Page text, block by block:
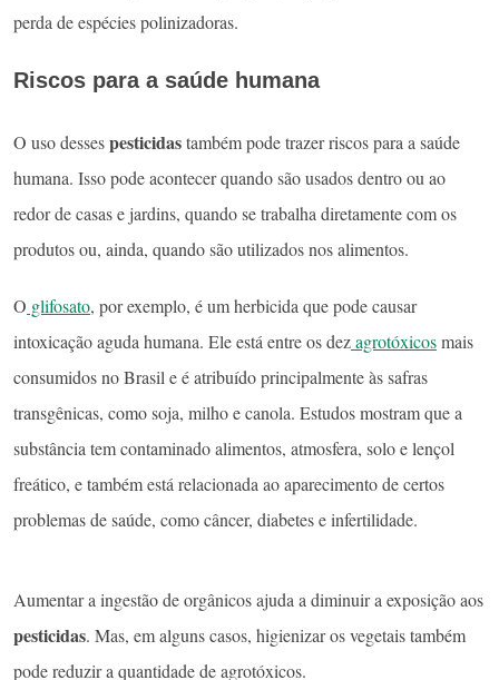
perda de espécies polinizadoras.
Riscos para a saúde humana
O uso dessespesticidastambém pode trazer riscos para a saúde
humana. Isso pode acontecer quando são usados dentro ou ao
redor de casas e jardins, quando se trabalha diretamente com os
produtos ou, ainda, quando são utilizados nos alimentos.
O glifosato, por exemplo, é um herbicida que pode causar
intoxicação aguda humana. Ele está entre os dezagrotóxicosmais
consumidos no Brasil e é atribuído principalmente às safras
transgênicas, como soja, milho e canola. Estudos mostram que a
substância tem contaminado alimentos, atmosfera, solo e lençol
freático, e também está relacionada ao aparecimento de certos
problemas de saúde, como câncer, diabetes e infertilidade.
Aumentar a ingestão de orgânicos ajuda a diminuir a exposição aos
pesticidas. Mas, em alguns casos, higienizar os vegetais também
pode reduzir a quantidade de agrotóxicos.